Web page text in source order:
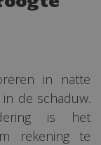
in natte
de schaduw.
is het
rekening te